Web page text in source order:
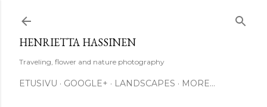
HENRIETTA HASSINEN
Traveling, flower and nature photography
ETUSIVU GOOGLE+ LANDSCAPES MORE…